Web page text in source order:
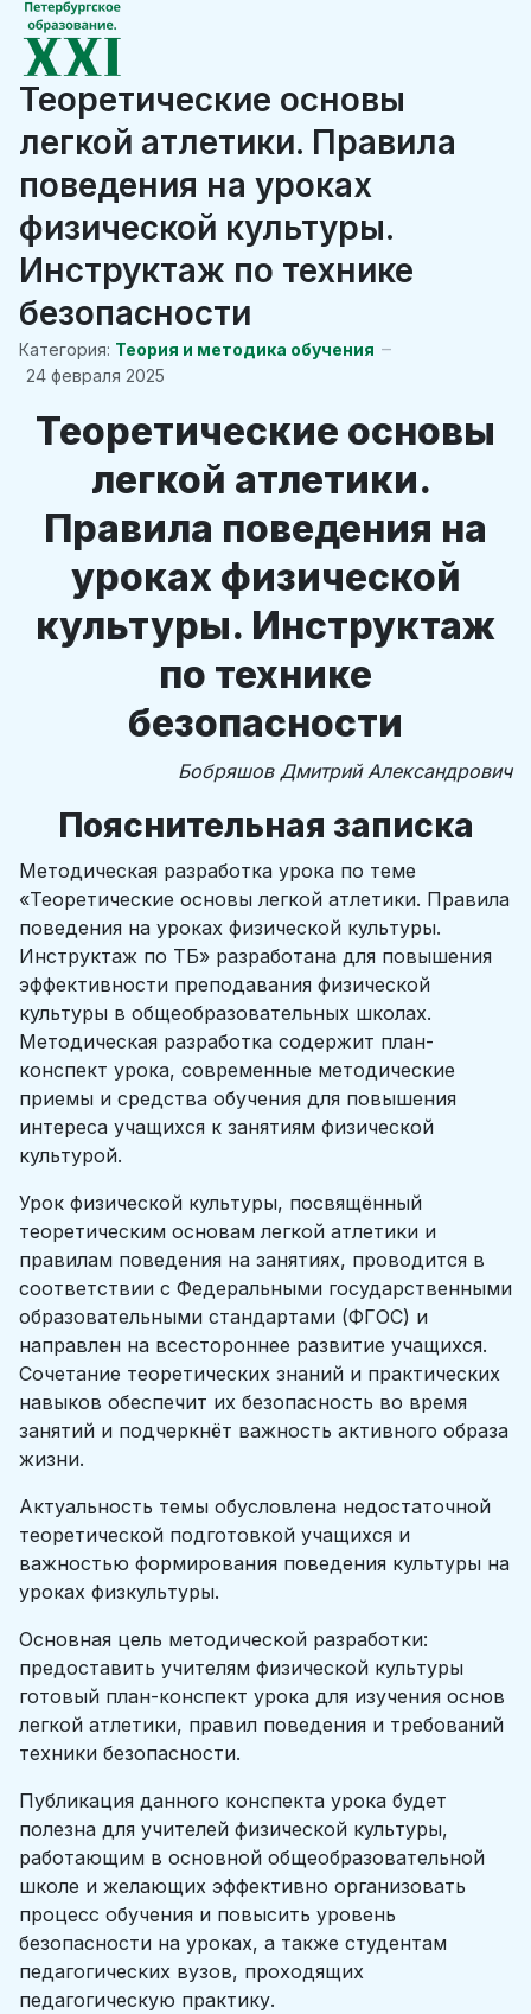
Теоретические основы
легкой атлетики. Правила
поведения на уроках
физической культуры.
Инструктаж по технике
безопасности
Категория: Теория и методика обучения
24 февраля 2025
Теоретические основы
легкой атлетики.
Правила поведения на
уроках физической
культуры. Инструктаж
по технике
безопасности
Бобряшов Дмитрий Александрович
Пояснительная записка
Методическая разработка урока по теме
«Теоретические основы легкой атлетики. Правила
поведения на уроках физической культуры.
Инструктаж по ТБ» разработана для повышения
эффективности преподавания физической
культуры в общеобразовательных школах.
Методическая разработка содержит план-
конспект урока, современные методические
приемы и средства обучения для повышения
интереса учащихся к занятиям физической
культурой.
Урок физической культуры, посвящённый
теоретическим основам легкой атлетики и
правилам поведения на занятиях, проводится в
соответствии с Федеральными государственными
образовательными стандартами (ФГОС) и
направлен на всестороннее развитие учащихся.
Сочетание теоретических знаний и практических
навыков обеспечит их безопасность во время
занятий и подчеркнёт важность активного образа
жизни.
Актуальность темы обусловлена недостаточной
теоретической подготовкой учащихся и
важностью формирования поведения культуры на
уроках физкультуры.
Основная цель методической разработки:
предоставить учителям физической культуры
готовый план-конспект урока для изучения основ
легкой атлетики, правил поведения и требований
техники безопасности.
Публикация данного конспекта урока будет
полезна для учителей физической культуры,
работающим в основной общеобразовательной
школе и желающих эффективно организовать
процесс обучения и повысить уровень
безопасности на уроках, а также студентам
педагогических вузов, проходящих
педагогическую практику.